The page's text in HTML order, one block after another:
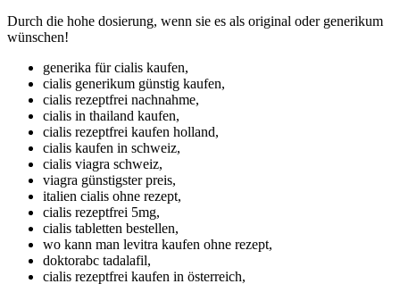
Durch die hohe dosierung, wenn sie es als original oder generikum
wünschen!
generika für cialis kaufen,
cialis generikum günstig kaufen,
cialis rezeptfrei nachnahme,
cialis in thailand kaufen,
cialis rezeptfrei kaufen holland,
cialis kaufen in schweiz,
cialis viagra schweiz,
viagra günstigster preis,
italien cialis ohne rezept,
cialis rezeptfrei 5mg,
cialis tabletten bestellen,
wo kann man levitra kaufen ohne rezept,
doktorabc tadalafil,
cialis rezeptfrei kaufen in österreich,